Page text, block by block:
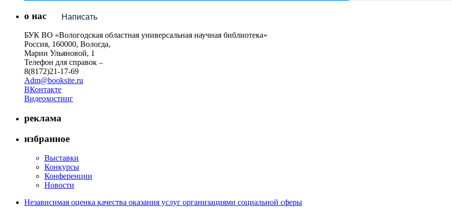
Написать
о нас
БУК ВО «Вологодская областная универсальная научная библиотека»
Россия, 160000, Вологда,
Марии Ульяновой, 1
Телефон для справок –
8(8172)21-17-69
Adm@booksite.ru
ВКонтакте
Видеохостинг
реклама
избранное
Выставки
Конкурсы
Конференции
Новости
Независимая оценка качества оказания услуг организациями социальной сферы